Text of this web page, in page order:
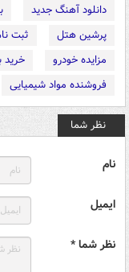
دانلود آهنگ جدید
پرشین هتل
ثبت
مزایده خودرو
خرید
فروشنده مواد شیمیایی
نظر شما
نام
ایمیل
نظر شما *